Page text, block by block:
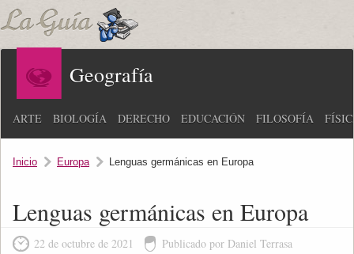
Geografía
ARTE BIOLOGÍA DERECHO EDUCACIÓN FILOSOFÍA
Inicio Europa Lenguas germánicas en Europa
Lenguas germánicas en Europa
22 de octubre de 2021 Publicado por Daniel Terrasa